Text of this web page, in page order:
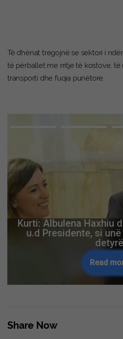
Të dhënat tregojnë se sektori i
të përballet me rritje të kostove, të
transporti dhe fuqia punëtore.
Kurti: Albulena Haxhiu
u.d Presidente, si
detyrë
Read
Share Now